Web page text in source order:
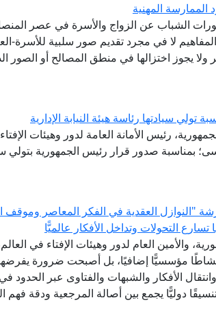
المهنية
الشباب عن الزواج والأسرة في عصر
لا في مجرد تقديم صور سلبية للأسرة-
يجوز اختزالها في منطق المصالح أو الصور
سيادتها رئاسة هيئة النيابة الإدارية
رئيس الأمانة العامة لدور وهيئات
بمناسبة صدور قرار رئيس الجمهورية بتولي
"النوازل العقدية في الفكر المعاصر وموقف
التحولات وتداخل الأفكار عالميًّا
والأمين العام لدور وهيئات الإفتاء في
نشاطًا مؤسسيًّا إضافيًا، بل أصبحت ضرورة يفرضها
الأفكار والشبهات والفتاوى عبر الحدود في
دوليًّا يجمع بين أصالة المرجعية ودقة فهم